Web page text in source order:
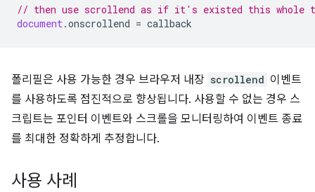
// then use scrollend as if it's existed this whole
document.onscrollend = callback
폴리필은 사용 가능한 경우 브라우저 내장 scrollend 이벤트
를 사용하도록 점진적으로 향상됩니다. 사용할 수 없는 경우 스
크립트는 포인터 이벤트와 스크롤을 모니터링하여 이벤트 종료
를 최대한 정확하게 추정합니다.
사용 사례